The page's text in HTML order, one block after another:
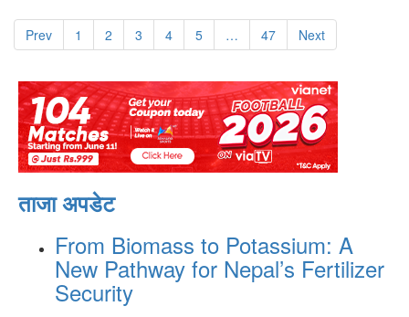
Prev 1 2 3 4 5 … 47 Next
ताजा अपडेट
From Biomass to Potassium: A
New Pathway for Nepal’s Fertilizer
Security